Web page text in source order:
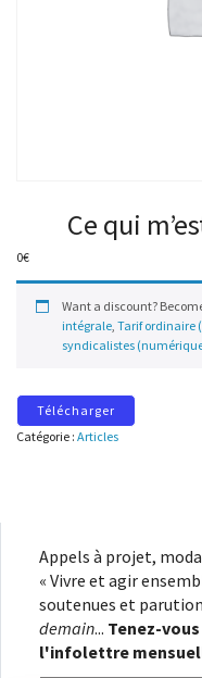
Ce qui
0€
Want a discount?
intégrale, Tarif ordinaire
syndicalistes
Télécharger
Catégorie : Articles
Appels à projet,
« Vivre et agir
soutenues et
demain... Tenez-
l'infolettre